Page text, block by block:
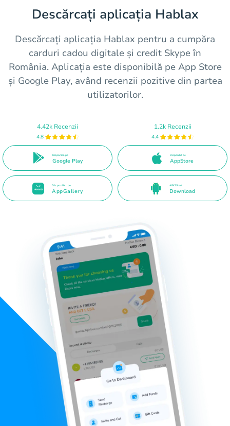
Descărcați aplicația Hablax
Descărcați aplicația Hablax pentru a cumpăra
carduri cadou digitale și credit Skype în
România. Aplicația este disponibilă pe App Store
și Google Play, având recenzii pozitive din partea
utilizatorilor.
4.42k Recenzii
4.8
Disponibil pe
Google Play
1.2k Recenzii
4.4
Disponibil pe
AppStore
Disponibil pe
AppGallery
APK Direct
Download